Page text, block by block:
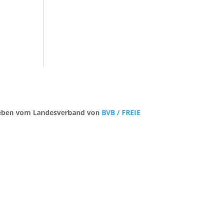
vom Landesverband von BVB / FREIE